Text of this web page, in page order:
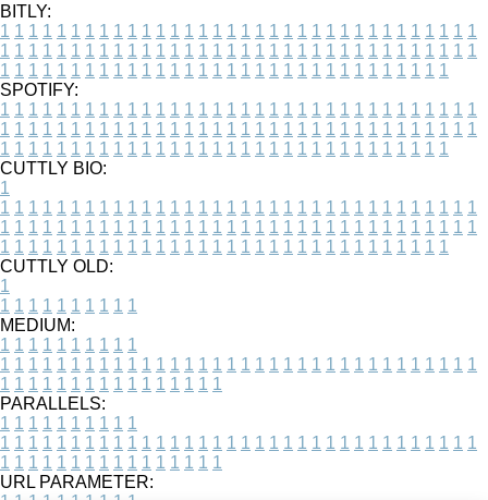
BITLY:
1 1 1 1 1 1 1 1 1 1 1 1 1 1 1 1 1 1 1 1 1 1 1 1 1 1 1 1 1 1 1 1 1 1
1 1 1 1 1 1 1 1 1 1 1 1 1 1 1 1 1 1 1 1 1 1 1 1 1 1 1 1 1 1 1 1 1 1
1 1 1 1 1 1 1 1 1 1 1 1 1 1 1 1 1 1 1 1 1 1 1 1 1 1 1 1 1 1 1 1
SPOTIFY:
1 1 1 1 1 1 1 1 1 1 1 1 1 1 1 1 1 1 1 1 1 1 1 1 1 1 1 1 1 1 1 1 1 1
1 1 1 1 1 1 1 1 1 1 1 1 1 1 1 1 1 1 1 1 1 1 1 1 1 1 1 1 1 1 1 1 1 1
1 1 1 1 1 1 1 1 1 1 1 1 1 1 1 1 1 1 1 1 1 1 1 1 1 1 1 1 1 1 1 1
CUTTLY BIO:
1
1 1 1 1 1 1 1 1 1 1 1 1 1 1 1 1 1 1 1 1 1 1 1 1 1 1 1 1 1 1 1 1 1 1
1 1 1 1 1 1 1 1 1 1 1 1 1 1 1 1 1 1 1 1 1 1 1 1 1 1 1 1 1 1 1 1 1 1
1 1 1 1 1 1 1 1 1 1 1 1 1 1 1 1 1 1 1 1 1 1 1 1 1 1 1 1 1 1 1 1
CUTTLY OLD:
1
1 1 1 1 1 1 1 1 1 1
MEDIUM:
1 1 1 1 1 1 1 1 1 1
1 1 1 1 1 1 1 1 1 1 1 1 1 1 1 1 1 1 1 1 1 1 1 1 1 1 1 1 1 1 1 1 1 1
1 1 1 1 1 1 1 1 1 1 1 1 1 1 1 1
PARALLELS:
1 1 1 1 1 1 1 1 1 1
1 1 1 1 1 1 1 1 1 1 1 1 1 1 1 1 1 1 1 1 1 1 1 1 1 1 1 1 1 1 1 1 1 1
1 1 1 1 1 1 1 1 1 1 1 1 1 1 1 1
URL PARAMETER: